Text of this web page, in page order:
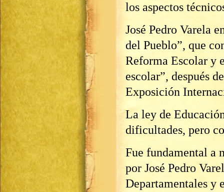
los aspectos
José Pedro Varela
del Pueblo”, que
Reforma Escolar y
escolar”, después
Exposición
La ley de
dificultades, pero
Fue fundamental a
por José Pedro
Departamentales y